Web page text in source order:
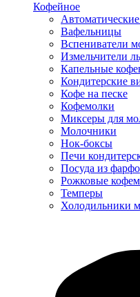
Кофейное
Вафельницы
Вспениватели
Измельчители
Капельные
Кондитерские
Кофе на песке
Кофемолки
Миксеры для
Молочники
Нок-боксы
Печи
Посуда из
Рожковые
Темперы
Холодильники